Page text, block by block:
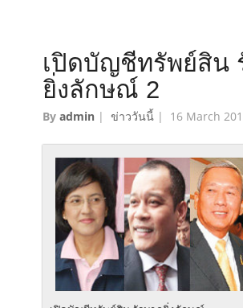
เปิดบัญชีทรัพย์สิน
ยิ่งลักษณ์ 2
Byadmin |ข่าววันนี้ | 16 March